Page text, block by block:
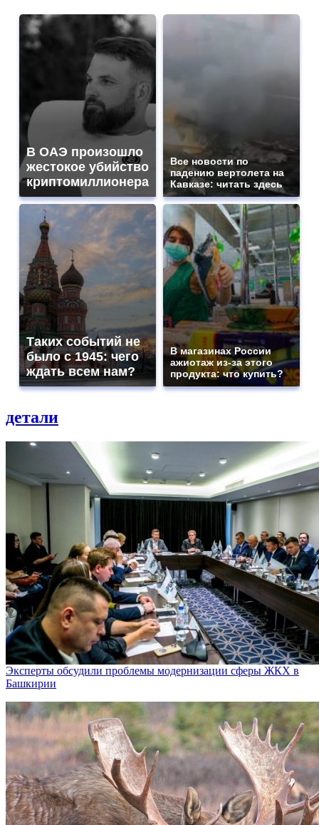
В ОАЭ произошло
жестокое убийство
криптомиллионера
Все новости по
падению вертолета на
Кавказе: читать здесь
Таких событий не
было с 1945: чего
ждать всем нам?
В магазинах России
ажиотаж из-за этого
продукта: что купить?
детали
Эксперты обсудили проблемы модернизации сферы ЖКХ в
Башкирии